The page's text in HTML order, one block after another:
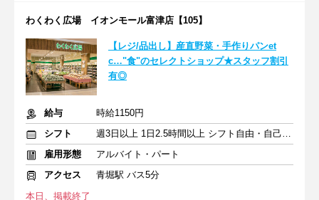
わくわく広場 イオンモール富津店【105】
【レジ/品出し】産直野菜・手作りパンet
c…"食"のセレクトショップ★スタッフ割引
有◎
給与
時給1150円
シフト
週3日以上 1日2.5時間以上 シフト自由・自己申告
雇用形態
アルバイト・パート
アクセス
青堀駅 バス5分
本日、掲載終了